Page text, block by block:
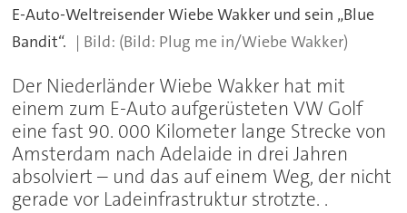
E-Auto-Weltreisender Wiebe Wakker und sein „Blue
Bandit“.
(Bild: Plug me in/Wiebe Wakker)
Der Niederländer Wiebe Wakker hat mit
einem zum E-Auto aufgerüsteten VW Golf
eine fast 90. 000 Kilometer lange Strecke von
Amsterdam nach Adelaide in drei Jahren
absolviert – und das auf einem Weg, der nicht
gerade vor Ladeinfrastruktur strotzte. .